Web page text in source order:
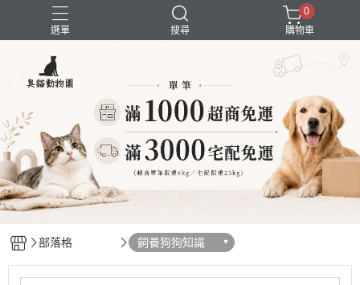
選單 搜尋
新品上市 精選商品 試吃組合 超強除臭
0
購物車
部落格 飼養狗狗知識